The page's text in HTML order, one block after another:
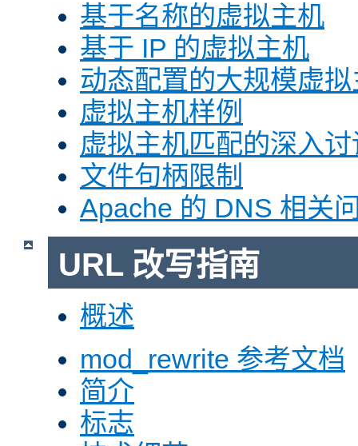
基于名称的虚拟主机
基于 IP 的虚拟主机
动态配置的大规模虚
虚拟主机样例
虚拟主机匹配的深入讨
文件句柄限制
Apache 的 DNS 相关
URL 改写指南
概述
mod_rewrite 参考文档
简介
标志